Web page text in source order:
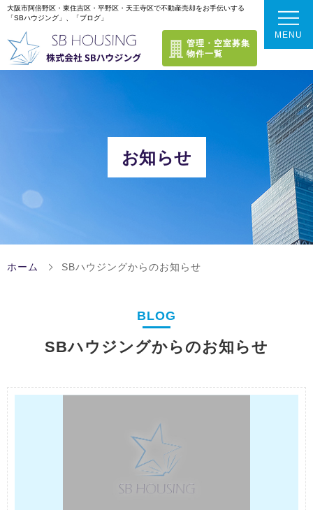
大阪市阿倍野区・東住吉区・平野区・天王寺区で不動産売却をお手伝いする
「SBハウジング」、「ブログ」
管理・空室募集
物件一覧
MENU
トップページ
不動産売却成功のポイント
当社のサービス
当社のサービスラインナップ
すぐにでも現金化したい方
ローンにお困りの方
貸すか売るか悩んでいる方へ
これまでの実績
お知らせ
ホーム SBハウジングからのお知らせ
BLOG
SBハウジングからのお知らせ